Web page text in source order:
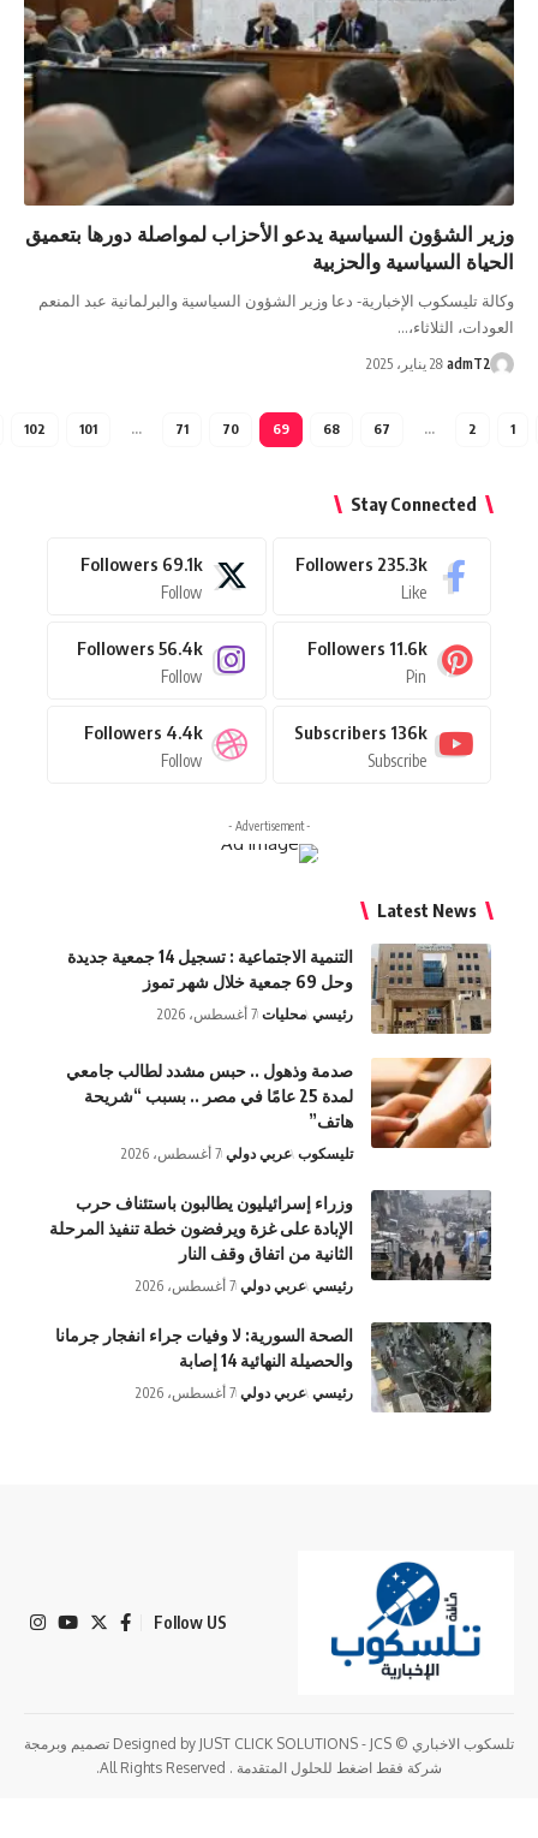
الشؤون السياسية يدعو الأحزاب لمواصلة دورها بتعميق
السياسية والحزبية
تليسكوب الإخبارية- دعا وزير الشؤون السياسية والبرلمانية عبد المنعم
الثلاثاء،…
28 يناير، 2025
…
67
68
69
70
71
…
101
102
Stay Connected
235.3k
Followers
Like
69.1k
Followers
Follow
11.6k
Followers
Pin
56.4k
Followers
Follow
136k
Subscribers
Subscribe
4.4k
Followers
Follow
Latest News
التنمية الاجتماعية : تسجيل 14 جمعية جديدة
وحل 69 جمعية خلال شهر تموز
رئيسي محليات 7 أغسطس، 2026
صدمة وذهول .. حبس مشدد لطالب جامعي
لمدة 25 عامًا في مصر .. بسبب “شريحة
هاتف”
تليسكوب عربي دولي 7 أغسطس، 2026
وزراء إسرائيليون يطالبون باستئناف حرب
الإبادة على غزة ويرفضون خطة تنفيذ المرحلة
الثانية من اتفاق وقف النار
رئيسي عربي دولي 7 أغسطس، 2026
الصحة السورية: لا وفيات جراء انفجار جرمانا
والحصيلة النهائية 14 إصابة
رئيسي عربي دولي 7 أغسطس، 2026
Follow US
تلسكوب الاخباري © Designed by JUST CLICK SOLUTIONS - JCS تصميم وبرمجة
شركة فقط اضغط للحلول المتقدمة . All Rights Reserved.